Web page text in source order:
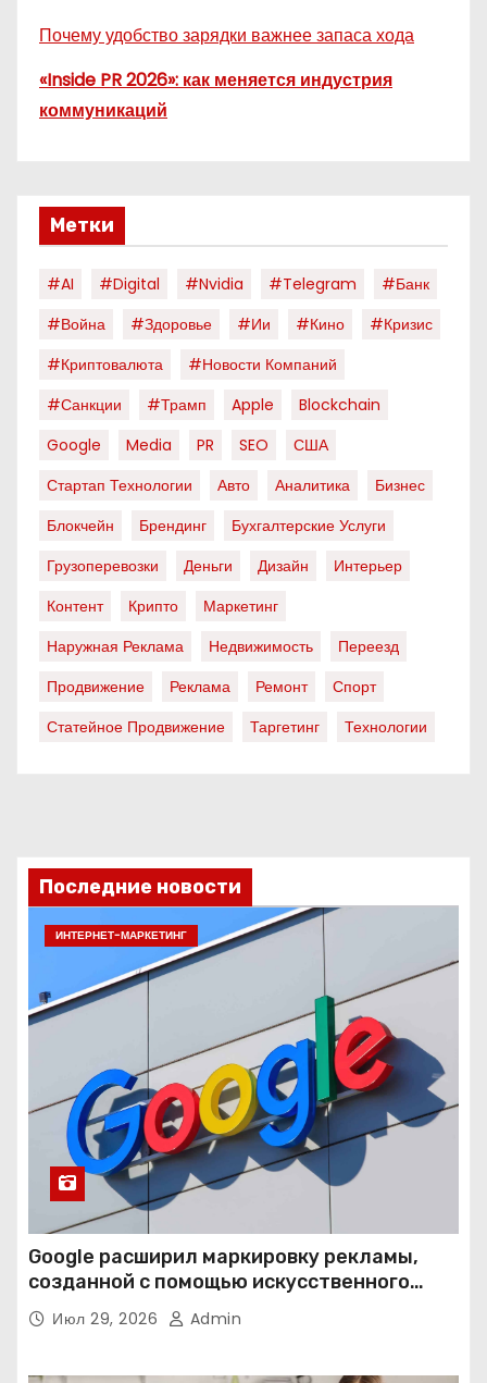
Почему удобство зарядки важнее запаса хода
«Inside PR 2026»: как меняется индустрия
коммуникаций
Метки
#AI #digital #nvidia #telegram
#банк
#война
#здоровье #ии #кино
#кризис
#криптовалюта
#новости Компаний
#санкции
#трамп Apple
Blockchain
Google
Media PR SEO
США
Стартап Технологии
Авто Аналитика
Бизнес
Блокчейн
Брендинг
Бухгалтерские Услуги
Грузоперевозки
Деньги Дизайн
Интерьер
Контент
Крипто
Маркетинг
Наружная Реклама
Недвижимость
Переезд
Продвижение
Реклама Ремонт
Спорт
Статейное Продвижение
Таргетинг Технологии
Последние новости
ИНТЕРНЕТ-МАРКЕТИНГ
Google расширил маркировку рекламы,
созданной с помощью искусственного
интеллекта
Июл 29, 2026 Admin